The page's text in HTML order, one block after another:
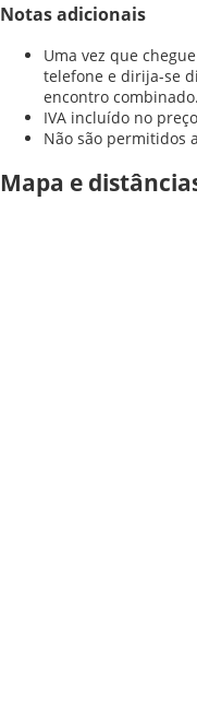
Notas adicionais
Uma vez que
telefone e dirija-se
encontro combinado.
IVA incluído no
Não são permitidos
Mapa e